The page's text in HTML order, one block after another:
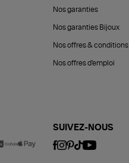
Nos garanties
Nos garanties Bijoux
Nos offres & conditions
Nos offres d'emploi
SUIVEZ-NOUS